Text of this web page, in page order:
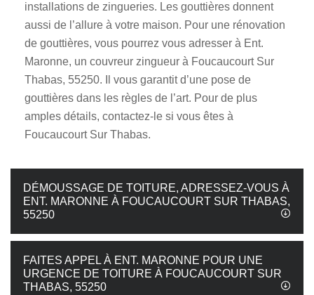
installations de zingueries. Les gouttières donnent
aussi de l’allure à votre maison. Pour une rénovation
de gouttières, vous pourrez vous adresser à Ent.
Maronne, un couvreur zingueur à Foucaucourt Sur
Thabas, 55250. Il vous garantit d’une pose de
gouttières dans les règles de l’art. Pour de plus
amples détails, contactez-le si vous êtes à
Foucaucourt Sur Thabas.
DÉMOUSSAGE DE TOITURE, ADRESSEZ-VOUS À
ENT. MARONNE À FOUCAUCOURT SUR THABAS,
55250
FAITES APPEL À ENT. MARONNE POUR UNE
URGENCE DE TOITURE À FOUCAUCOURT SUR
THABAS, 55250